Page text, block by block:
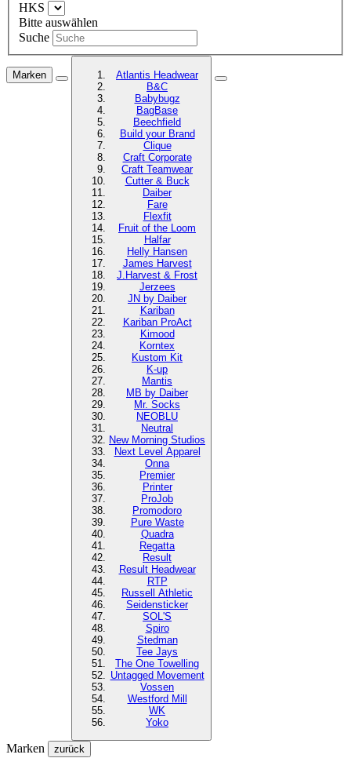
HKS
Bitte auswählen
Suche
Marken
Atlantis Headwear
B&C
Babybugz
BagBase
Beechfield
Build your Brand
Clique
Craft Corporate
Craft Teamwear
Cutter & Buck
Daiber
Fare
Flexfit
Fruit of the Loom
Halfar
Helly Hansen
James Harvest
J.Harvest & Frost
Jerzees
JN by Daiber
Kariban
Kariban ProAct
Kimood
Korntex
Kustom Kit
K-up
Mantis
MB by Daiber
Mr. Socks
NEOBLU
Neutral
New Morning Studios
Next Level Apparel
Onna
Premier
Printer
ProJob
Promodoro
Pure Waste
Quadra
Regatta
Result
Result Headwear
RTP
Russell Athletic
Seidensticker
SOL'S
Spiro
Stedman
Tee Jays
The One Towelling
Untagged Movement
Vossen
Westford Mill
WK
Yoko
Marken zurück